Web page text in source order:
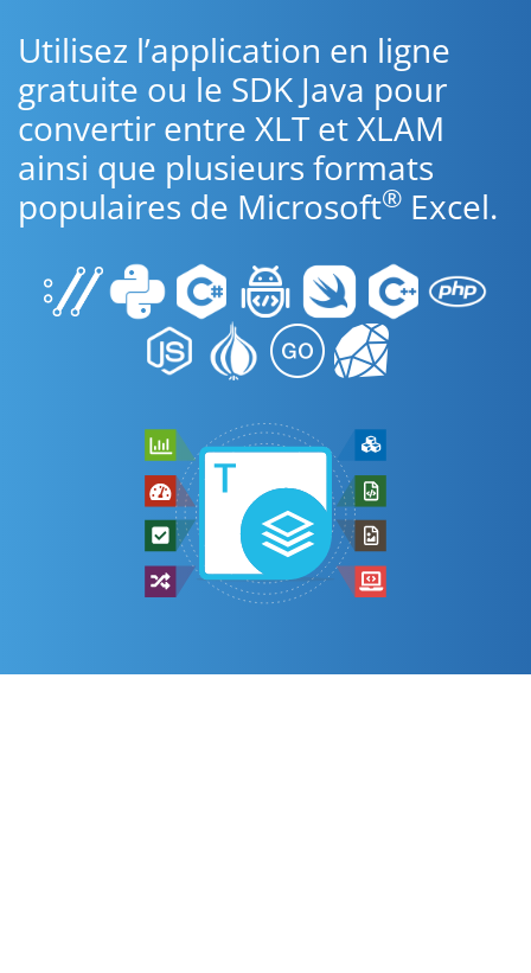
Utilisez l’application en ligne
gratuite ou le SDK Java pour
convertir entre XLT et XLAM
ainsi que plusieurs formats
populaires de Microsoft® Excel.